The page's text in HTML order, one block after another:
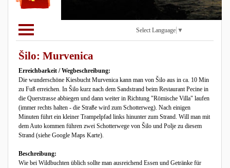
Select Language ▼
Šilo: Murvenica
Erreichbarkeit / Wegbeschreibung:
Die wunderschöne Kiesbucht Murvenica kann man von Šilo aus in ca. 10 Min
zu Fuß erreichen. In Šilo kurz nach dem Sandstrand beim Restaurant Pecine in
die Querstrasse abbiegen und dann weiter in Richtung "Römische Villa" laufen
(immer rechts halten - die Straße wird zum Schotterweg). Nach einigen
Minuten führt ein kleiner Trampelpfad links hinunter zum Strand. Will man mit
dem Auto kommen führen zwei Schotterwege von Šilo und Polje zu diesem
Strand (siehe Google Maps Karte).
Beschreibung:
Wie bei Wildbuchten üblich sollte man ausreichend Essen und Getränke für